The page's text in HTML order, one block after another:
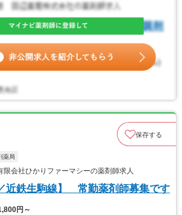
保存する
薬局
会社ひかりファーマシーの薬剤師求人
近鉄生駒線】 常勤薬剤師募集です
円～